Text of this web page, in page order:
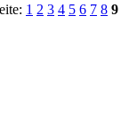
1 2 3 4 5 6 7 8 9